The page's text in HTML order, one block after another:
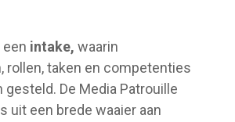
intake, waarin
rollen, taken en competenties
De Media Patrouille
uit een brede waaier aan